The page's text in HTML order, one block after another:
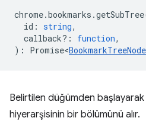
chrome.bookmarks .getSubTree
id : string,
callback? : function,
) : Promise<BookmarkTreeNode
Belirtilen düğümden
hiyerarşisinin bir bölümünü alır.